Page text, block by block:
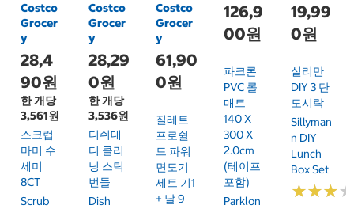
Costco
Grocer
y
28,4
90원
한 개당
3,561원
스크럽
마미 수
세미
8CT
Scrub
Costco
Grocer
y
28,29
0원
한 개당
3,536원
디쉬대
디 클리
닝 스틱
번들
Dish
Costco
Grocer
y
61,90
0원
질레트
프로쉴
드 파워
면도기
세트 기1
+ 날 9
126,9
00원
파크론
PVC 롤
매트
140 X
300 X
2.0cm
(테이프
포함)
Parklon
19,99
0원
실리만
DIY 3 단
도시락
Sillyman
N DIY
Lunch
Box Set
★★★
★★★